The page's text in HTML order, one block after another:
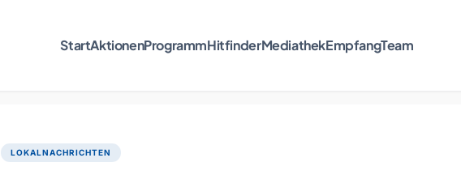
StartAktionenProgrammHitfinderMediathekEmpfangTeam
LOKALNACHRICHTEN